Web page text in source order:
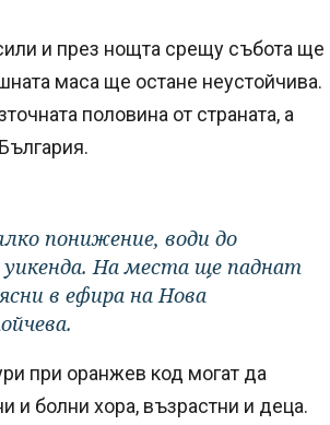
и през нощта срещу събота ще
маса ще остане неустойчива.
половина от страната, а
понижение, води до
На места ще паднат
в ефира на Нова
при оранжев код могат да
и болни хора, възрастни и деца.